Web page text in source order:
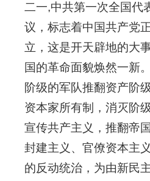
二一,中共第一次全国代
议，标志着中国共产党
立，这是开天辟地的大
国的革命面貌焕然一新
阶级的军队推翻资产阶
资本家所有制，消灭阶
宣传共产主义，推翻帝国
封建主义、官僚资本主
的反动统治，为由新民